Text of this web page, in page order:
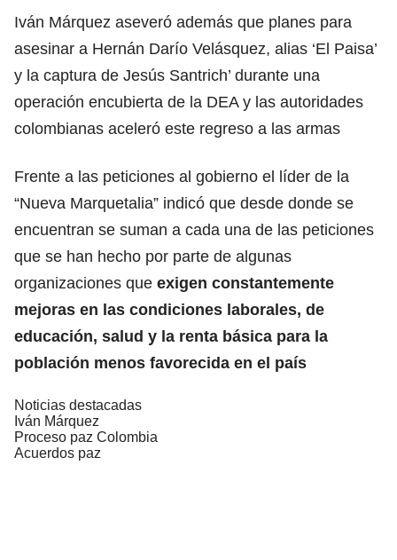
Iván Márquez aseveró además que planes para
asesinar a Hernán Darío Velásquez, alias ‘El Paisa’
y la captura de Jesús Santrich’ durante una
operación encubierta de la DEA y las autoridades
colombianas aceleró este regreso a las armas
Frente a las peticiones al gobierno el líder de la
“Nueva Marquetalia” indicó que desde donde se
encuentran se suman a cada una de las peticiones
que se han hecho por parte de algunas
organizaciones que exigen constantemente
mejoras en las condiciones laborales, de
educación, salud y la renta básica para la
población menos favorecida en el país
Noticias destacadas
Iván Márquez
Proceso paz Colombia
Acuerdos paz